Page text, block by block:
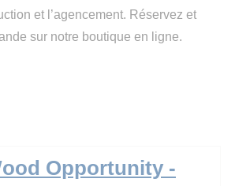
et l’agencement. Réservez et
sur notre boutique en ligne.